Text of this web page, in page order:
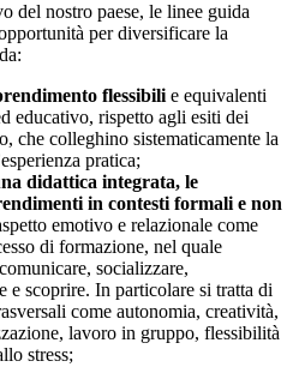
del nostro paese, le linee guida
per diversificare la
flessibili e equivalenti
educativo, rispetto agli esiti dei
che colleghino sistematicamente la
pratica;
didattica integrata, le
in contesti formali e non
emotivo e relazionale come
di formazione, nel quale
socializzare,
e scoprire. In particolare si tratta di
come autonomia, creatività,
lavoro in gruppo, flessibilità
stress;